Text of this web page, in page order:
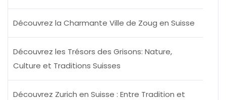
Découvrez la Charmante Ville de Zoug en Suisse
Découvrez les Trésors des Grisons: Nature,
Culture et Traditions Suisses
Découvrez Zurich en Suisse : Entre Tradition et